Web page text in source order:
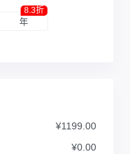
年
8.3折
¥1199.00
¥0.00